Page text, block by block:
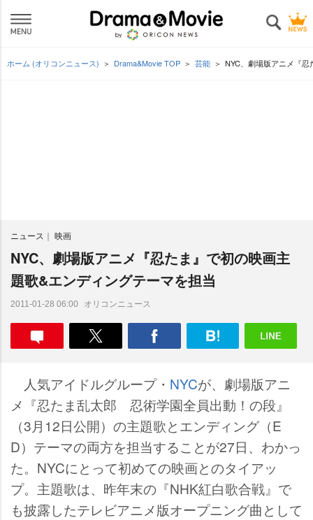
ホーム (オリコンニュース) Drama&Movie TOP 芸能 NYC、劇場版アニメ『
ニュース 映画
NYC、劇場版アニメ『忍たま』で初の映画主
題歌&エンディングテーマを担当
2011-01-28 06:00 オリコンニュース
人気アイドルグループ・ NYCが、劇場版アニ
メ『忍たま乱太郎 忍術学園全員出動！の段』
（3月12日公開）の主題歌とエンディング（E
D）テーマの両方を担当することが27日、わかっ
た。NYCにとって初めての映画とのタイアッ
プ。主題歌は、昨年末の『NHK紅白歌合戦』で
も披露したテレビアニメ版オープニング曲として